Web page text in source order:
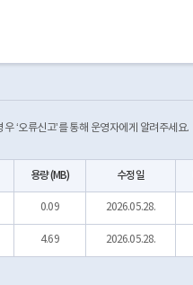
‘오류신고’를 통해 운영자에게 알려주세요.
용량 (MB) 수정일
0.09 2026.05.28.
4.69 2026.05.28.